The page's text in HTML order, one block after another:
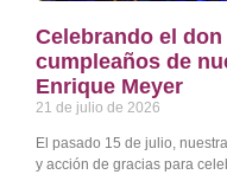
Celebrando el
cumpleaños de
Enrique Meyer
21 de julio de 2026
El pasado 15 de julio,
y acción de gracias para